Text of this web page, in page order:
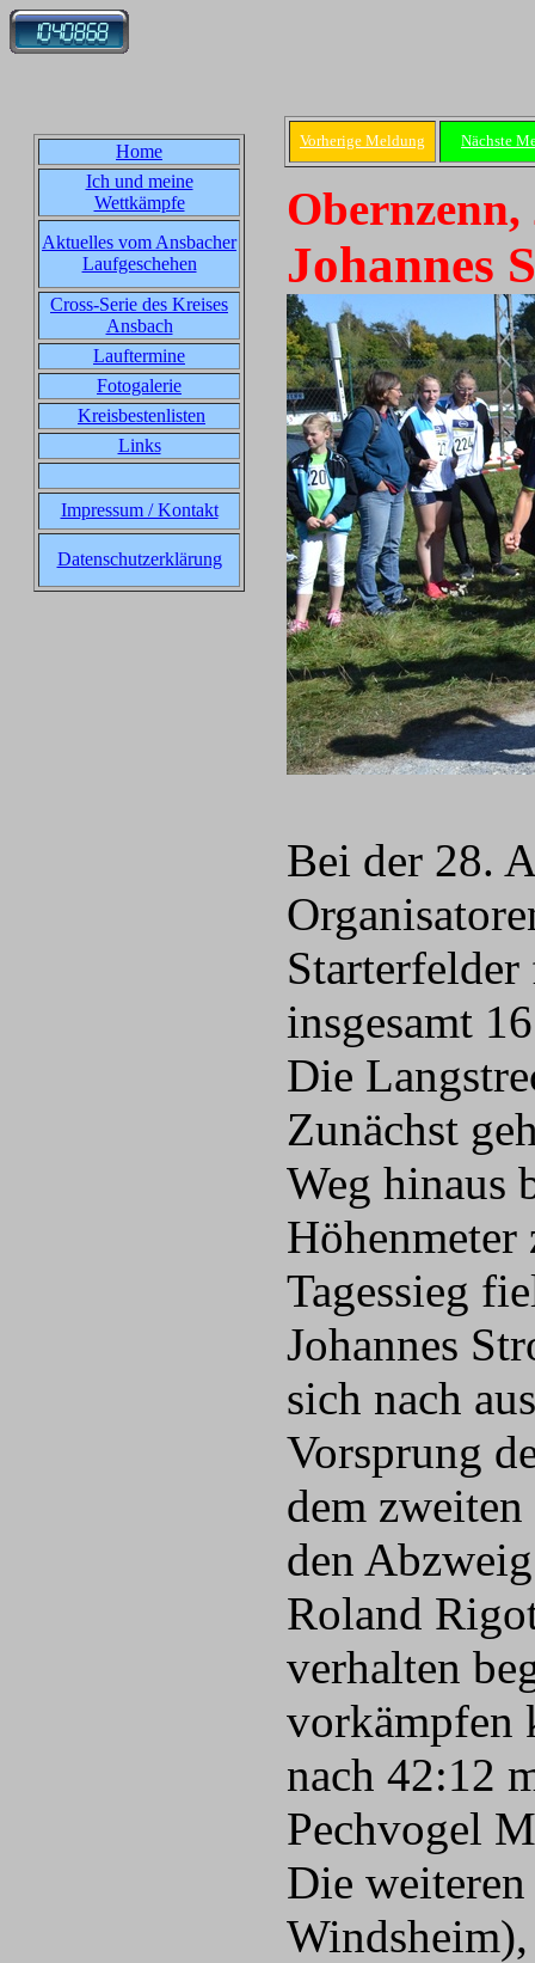
Home
Ich und meine
Wettkämpfe
Aktuelles vom Ansbacher
Laufgeschehen
Cross-Serie des Kreises
Ansbach
Lauftermine
Fotogalerie
Kreisbestenlisten
Links
Impressum / Kontakt
Datenschutzerklärung
Vorherige Meldung Nächste
Obernzenn,
Johannes
Bei der 28.
insgesamt
Die
Zunächst
Weg hinaus
Tagessieg
Johannes
sich nach
Vorsprung
dem
den
Roland
verhalten
vorkämpfen
nach 42:12
Pechvogel
Die